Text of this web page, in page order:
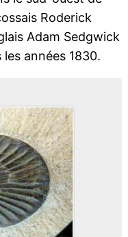
Roderick
Adam Sedgwick
années 1830.